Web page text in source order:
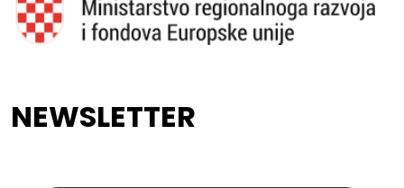
NEWSLETTER